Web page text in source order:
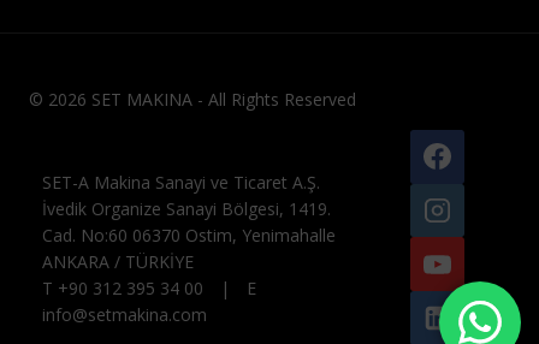
© 2026 SET MAKINA - All Rights Reserved
SET-A Makina Sanayi ve Ticaret A.Ş.
İvedik Organize Sanayi Bölgesi, 1419.
Cad. No:60 06370 Ostim, Yenimahalle
ANKARA / TÜRKİYE
T +90 312 395 34 00 | E
info@setmakina.com